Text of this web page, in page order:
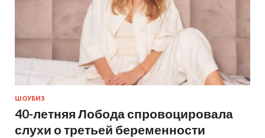
ШОУБИЗ
40-летняя Лобода спровоцировала
слухи о третьей беременности